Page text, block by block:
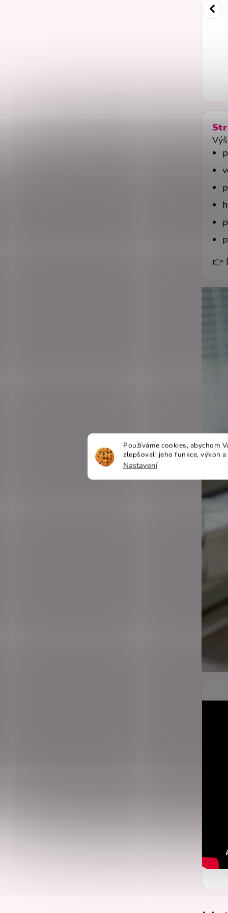
Používáme cookies, abychom
zlepšovali jeho funkce, výkon
Nastavení
👉